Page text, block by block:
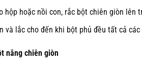
hộp hoặc nồi con, rắc bột chiên giòn lên
và lắc cho đến khi bột phủ đều tất cả
nắng chiên giòn